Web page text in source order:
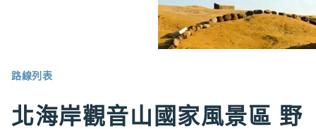
路線列表
北海岸觀音山國家風景區 野